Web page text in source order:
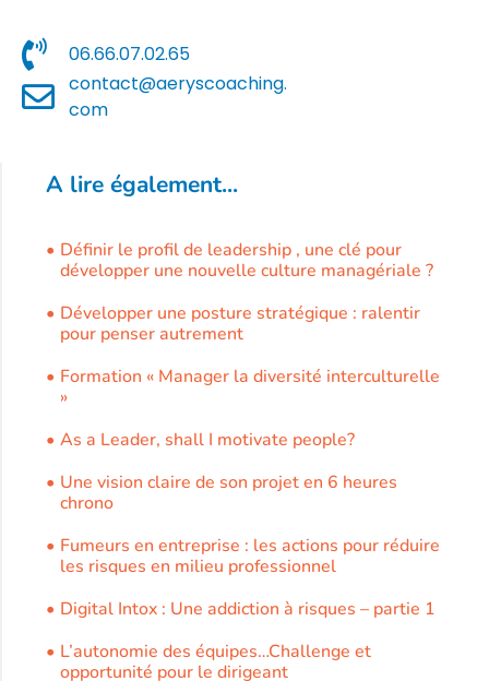
06.66.07.02.65
contact@aeryscoaching.
com
A lire également...
Définir le profil de leadership , une clé pour
développer une nouvelle culture managériale ?
Développer une posture stratégique : ralentir
pour penser autrement
Formation « Manager la diversité interculturelle
»
As a Leader, shall I motivate people?
Une vision claire de son projet en 6 heures
chrono
Fumeurs en entreprise : les actions pour réduire
les risques en milieu professionnel
Digital Intox : Une addiction à risques – partie 1
L’autonomie des équipes…Challenge et
opportunité pour le dirigeant